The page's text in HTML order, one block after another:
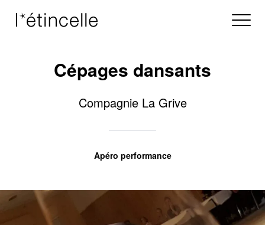
Cépages dansants
Compagnie La Grive
Apéro performance